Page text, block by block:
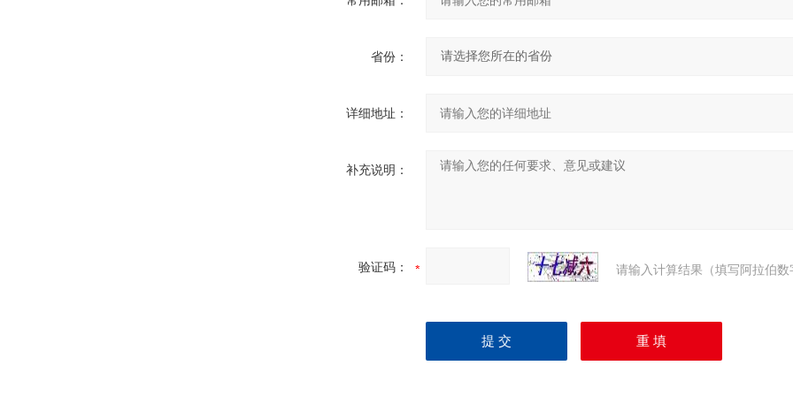
省份：
详细地址：
补充说明：
验证码： 请输入计算结果（填写阿拉伯